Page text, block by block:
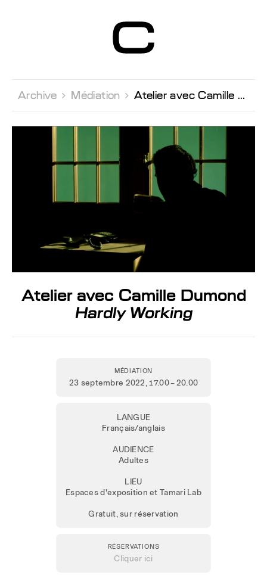
Contemporain
Genève
Archive  Médiation  Atelier avec Camille Dumond
Atelier avec Camille Dumond
Hardly Working
MÉDIATION
23 septembre 2022, 17.00 – 20.00
LANGUE
Français/anglais
AUDIENCE
Adultes
LIEU
Espaces d'exposition et Tamari Lab
Gratuit, sur réservation
RÉSERVATIONS
Cliquer ici